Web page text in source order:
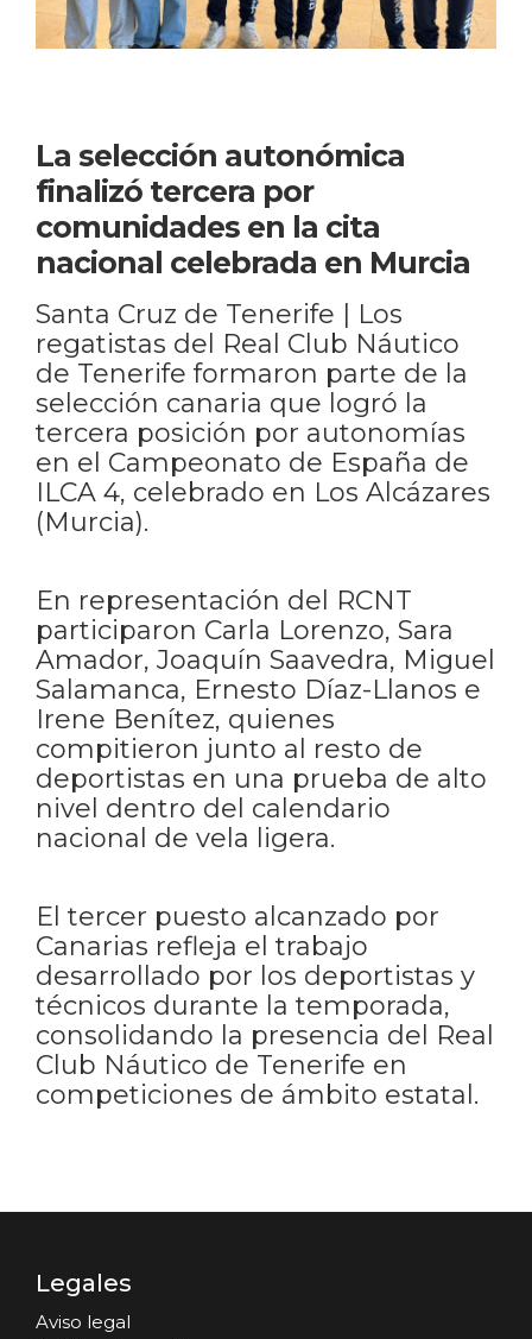
La selección autonómica
finalizó tercera por
comunidades en la cita
nacional celebrada en Murcia
Santa Cruz de Tenerife | Los
regatistas del Real Club Náutico
de Tenerife formaron parte de la
selección canaria que logró la
tercera posición por autonomías
en el Campeonato de España de
ILCA 4, celebrado en Los Alcázares
(Murcia).
En representación del RCNT
participaron Carla Lorenzo, Sara
Amador, Joaquín Saavedra, Miguel
Salamanca, Ernesto Díaz-Llanos e
Irene Benítez, quienes
compitieron junto al resto de
deportistas en una prueba de alto
nivel dentro del calendario
nacional de vela ligera.
El tercer puesto alcanzado por
Canarias refleja el trabajo
desarrollado por los deportistas y
técnicos durante la temporada,
consolidando la presencia del Real
Club Náutico de Tenerife en
competiciones de ámbito estatal.
Legales
Aviso legal